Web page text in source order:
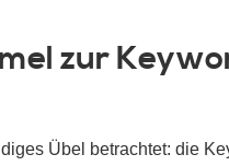
zur
Übel betrachtet: die